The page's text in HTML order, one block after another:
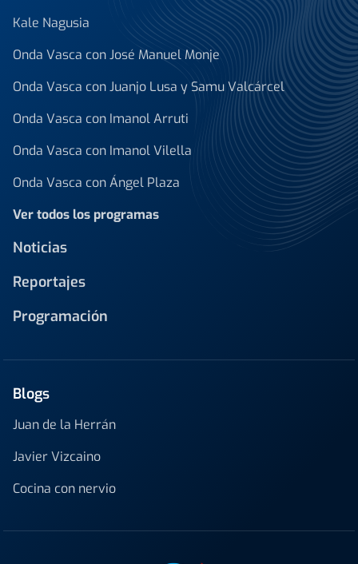
Kale Nagusia
Onda Vasca con José Manuel Monje
Onda Vasca con Juanjo Lusa y Samu Valcárcel
Onda Vasca con Imanol Arruti
Onda Vasca con Imanol Vilella
Onda Vasca con Ángel Plaza
Ver todos los programas
Noticias
Reportajes
Programación
Blogs
Juan de la Herrán
Javier Vizcaino
Cocina con nervio